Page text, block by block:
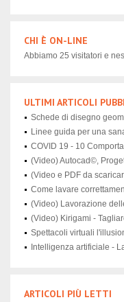
CHI È ON-LINE
Abbiamo 25 visitatori e
ULTIMI ARTICOLI
Schede di disegno
Linee guida per una
COVID 19 - 10
(Video) Autocad©,
(Video e PDF da
Come lavare
(Video) Lavorazione
(Video) Kirigami -
Spettacoli virtuali
Intelligenza artificiale -
ARTICOLI PIÙ LETTI